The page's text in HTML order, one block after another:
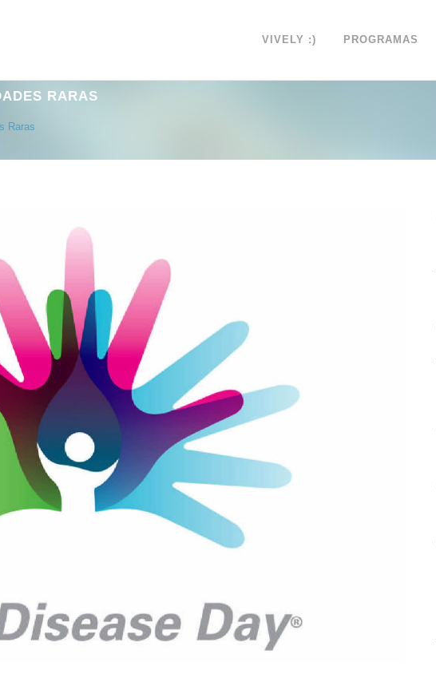
VIVELY :) PROGRAMAS
RARAS
Raras